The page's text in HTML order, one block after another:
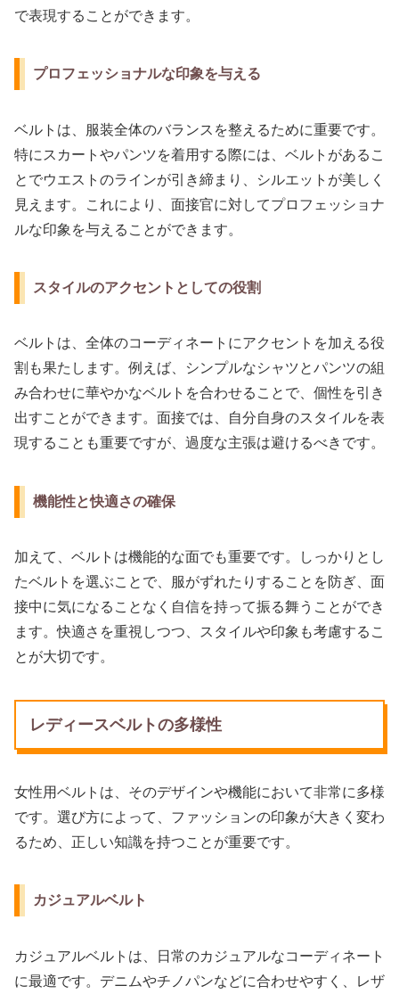
で表現することができます。
プロフェッショナルな印象を与える
ベルトは、服装全体のバランスを整えるために重要です。
特にスカートやパンツを着用する際には、ベルトがあるこ
とでウエストのラインが引き締まり、シルエットが美しく
見えます。これにより、面接官に対してプロフェッショナ
ルな印象を与えることができます。
スタイルのアクセントとしての役割
ベルトは、全体のコーディネートにアクセントを加える役
割も果たします。例えば、シンプルなシャツとパンツの組
み合わせに華やかなベルトを合わせることで、個性を引き
出すことができます。面接では、自分自身のスタイルを表
現することも重要ですが、過度な主張は避けるべきです。
機能性と快適さの確保
加えて、ベルトは機能的な面でも重要です。しっかりとし
たベルトを選ぶことで、服がずれたりすることを防ぎ、面
接中に気になることなく自信を持って振る舞うことができ
ます。快適さを重視しつつ、スタイルや印象も考慮するこ
とが大切です。
レディースベルトの多様性
女性用ベルトは、そのデザインや機能において非常に多様
です。選び方によって、ファッションの印象が大きく変わ
るため、正しい知識を持つことが重要です。
カジュアルベルト
カジュアルベルトは、日常のカジュアルなコーディネート
に最適です。デニムやチノパンなどに合わせやすく、レザ